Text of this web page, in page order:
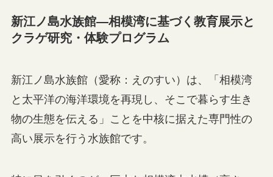
新江ノ島水族館—相模湾に基づく教育展示と
クラゲ研究・体験プログラム
新江ノ島水族館（愛称：えのすい）は、「相模湾
と太平洋の海洋環境を再現し、そこで暮らす生き
物の生態を伝える」ことを中核に据えた専門性の
高い展示を行う水族館です。